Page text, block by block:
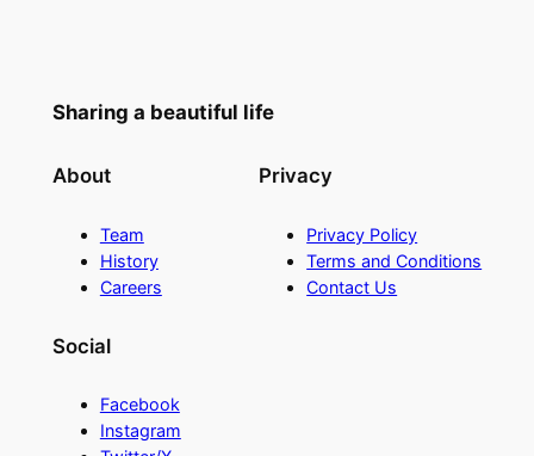
Sharing a beautiful life
About
Team
History
Careers
Privacy
Privacy Policy
Terms and Conditions
Contact Us
Social
Facebook
Instagram